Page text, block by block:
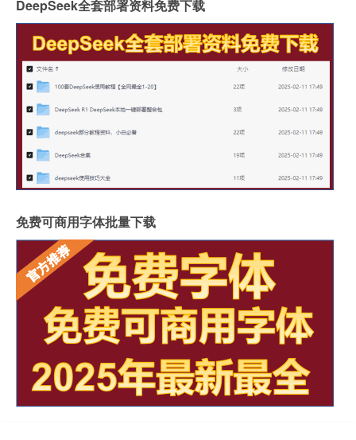
DeepSeek全套部署资料免费下载
免费可商用字体批量下载